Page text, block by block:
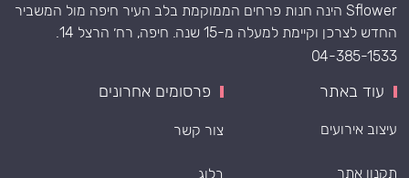
Sflower הינה חנות פרחים הממוקמת בלב העיר חיפה מול המשביר
החדש לצרכן וקיימת למעלה מ-15 שנה. חיפה, רח׳ הרצל 14.
04-385-1533
עוד באתר
עיצוב אירועים
תקנון אתר
פרסומים אחרונים
צור קשר
בלוג